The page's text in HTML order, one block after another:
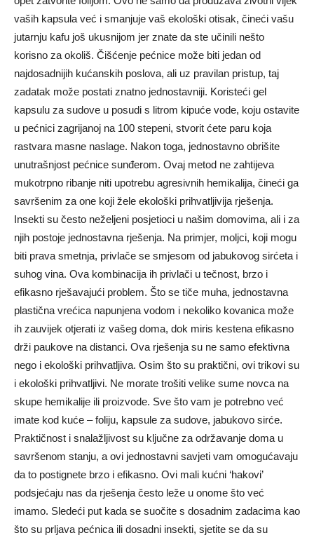
vaših kapsula već i smanjuje vaš ekološki otisak, čineći vašu
jutarnju kafu još ukusnijom jer znate da ste učinili nešto
korisno za okoliš. Čišćenje pećnice može biti jedan od
najdosadnijih kućanskih poslova, ali uz pravilan pristup, taj
zadatak može postati znatno jednostavniji. Koristeći gel
kapsulu za sudove u posudi s litrom kipuće vode, koju ostavite
u pećnici zagrijanoj na 100 stepeni, stvorit ćete paru koja
rastvara masne naslage. Nakon toga, jednostavno obrišite
unutrašnjost pećnice sunđerom. Ovaj metod ne zahtijeva
mukotrpno ribanje niti upotrebu agresivnih hemikalija, čineći ga
savršenim za one koji žele ekološki prihvatljivija rješenja.
Insekti su često neželjeni posjetioci u našim domovima, ali i za
njih postoje jednostavna rješenja. Na primjer, moljci, koji mogu
biti prava smetnja, privlače se smjesom od jabukovog sirćeta i
suhog vina. Ova kombinacija ih privlači u tečnost, brzo i
efikasno rješavajući problem. Što se tiče muha, jednostavna
plastična vrećica napunjena vodom i nekoliko kovanica može
ih zauvijek otjerati iz vašeg doma, dok miris kestena efikasno
drži paukove na distanci. Ova rješenja su ne samo efektivna
nego i ekološki prihvatljiva. Osim što su praktični, ovi trikovi su
i ekološki prihvatljivi. Ne morate trošiti velike sume novca na
skupe hemikalije ili proizvode. Sve što vam je potrebno već
imate kod kuće – foliju, kapsule za sudove, jabukovo sirće.
Praktičnost i snalažljivost su ključne za održavanje doma u
savršenom stanju, a ovi jednostavni savjeti vam omogućavaju
da to postignete brzo i efikasno. Ovi mali kućni ‘hakovi’
podsjećaju nas da rješenja često leže u onome što već
imamo. Sledeći put kada se suočite s dosadnim zadacima kao
što su prljava pećnica ili dosadni insekti, sjetite se da su